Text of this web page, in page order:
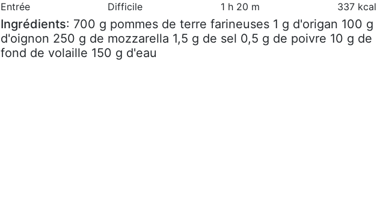
Entrée Difficile 1 h 20 m 337 kcal
Ingrédients: 700 g pommes de terre farineuses 1 g d'origan 100 g
d'oignon 250 g de mozzarella 1,5 g de sel 0,5 g de poivre 10 g de
fond de volaille 150 g d'eau